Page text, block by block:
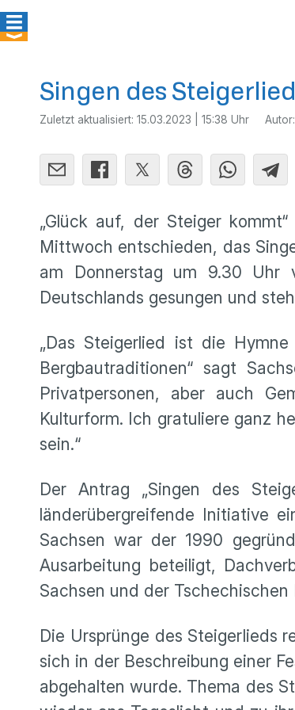
Singen des
Zuletzt aktualisiert: 15.03.2023 | 15:38 Uhr Autor:
„Glück auf, der Steiger
Mittwoch entschieden, das
am Donnerstag um 9.30 Uhr
Deutschlands gesungen und
„Das Steigerlied ist die
Bergbautraditionen“ sagt
Privatpersonen, aber auch
Kulturform. Ich gratuliere ganz
sein.“
Der Antrag „Singen des
länderübergreifende Initiative
Sachsen war der 1990
Ausarbeitung beteiligt,
Sachsen und der Tschechischen
Die Ursprünge des Steigerlieds
sich in der Beschreibung einer
abgehalten wurde. Thema des